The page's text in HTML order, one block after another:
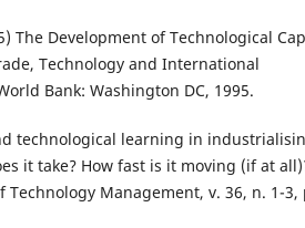
The Development of Technological
Technology and International
Bank: Washington DC, 1995.
technological learning in
it take? How fast is it moving (if at
Management, v. 36, n. 1-3,